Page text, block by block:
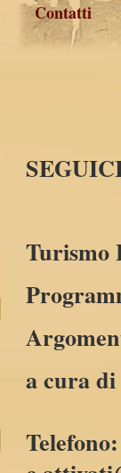
Contatti
Turismo
a cura